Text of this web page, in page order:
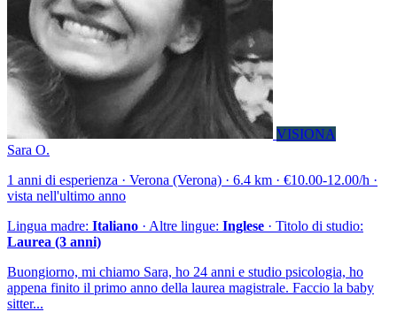
VISIONA
Sara O.
1 anni di esperienza · Verona (Verona) · 6.4 km · €10.00-12.00/h ·
vista nell'ultimo anno
Lingua madre: Italiano · Altre lingue: Inglese · Titolo di studio:
Laurea (3 anni)
Buongiorno, mi chiamo Sara, ho 24 anni e studio psicologia, ho
appena finito il primo anno della laurea magistrale. Faccio la baby
sitter...